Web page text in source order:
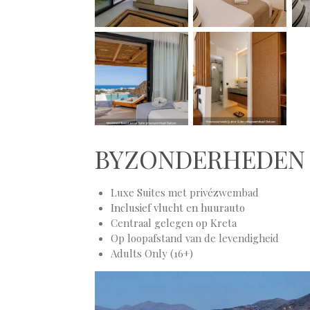
Luxe Suites met privézwembad
Inclusief vlucht en huurauto
Centraal gelegen op Kreta
Op loopafstand van de levendigheid
Adults Only (16+)